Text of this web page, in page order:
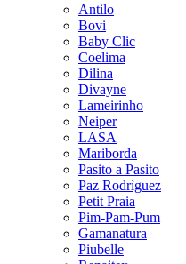
Antilo
Bovi
Baby Clic
Coelima
Dilina
Divayne
Lameirinho
Neiper
LASA
Mariborda
Pasito a Pasito
Paz Rodrìguez
Petit Praia
Pim-Pam-Pum
Gamanatura
Piubelle